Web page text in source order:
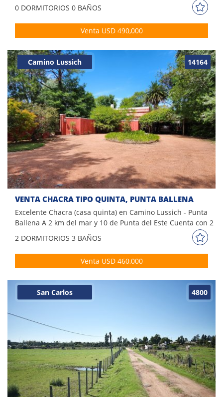
0 DORMITORIOS 0 BAÑOS
Venta USD 490,000
14164
Camino Lussich
VENTA CHACRA TIPO QUINTA, PUNTA BALLENA
Excelente Chacra (casa quinta) en Camino Lussich - Punta
Ballena A 2 km del mar y 10 de Punta del Este Cuenta con 2
Dormitorios 3 Baños 2 Suites Cocina : Cocina, Living ,
Comedor Terreno : 1 hectárea con 800 m2
2 DORMITORIOS 3 BAÑOS
Venta USD 460,000
4800
San Carlos